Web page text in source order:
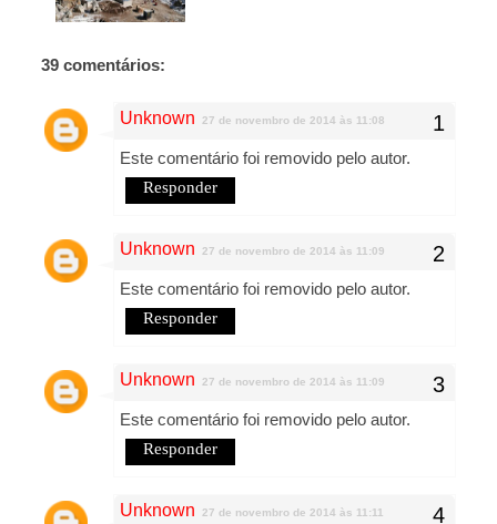
39 comentários:
Unknown 27 de novembro de 2014 às 11:08
Este comentário foi removido pelo autor.
Responder
Unknown 27 de novembro de 2014 às 11:09
Este comentário foi removido pelo autor.
Responder
Unknown 27 de novembro de 2014 às 11:09
Este comentário foi removido pelo autor.
Responder
Unknown 27 de novembro de 2014 às 11:11